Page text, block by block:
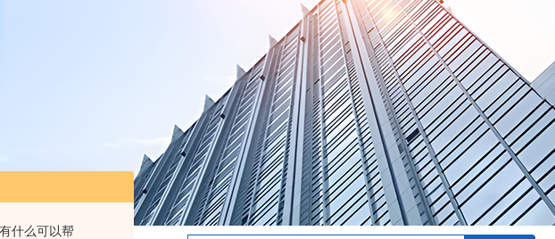
什么可以帮